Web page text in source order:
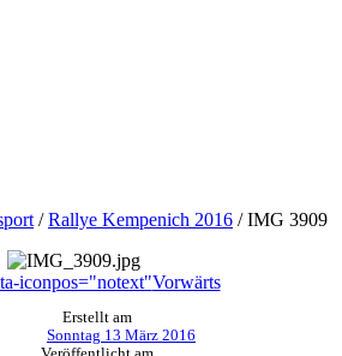
/Rallye Kempenich 2016 /IMG 3909
iconpos="notext"Vorwärts
Erstellt am
Sonntag 13 März 2016